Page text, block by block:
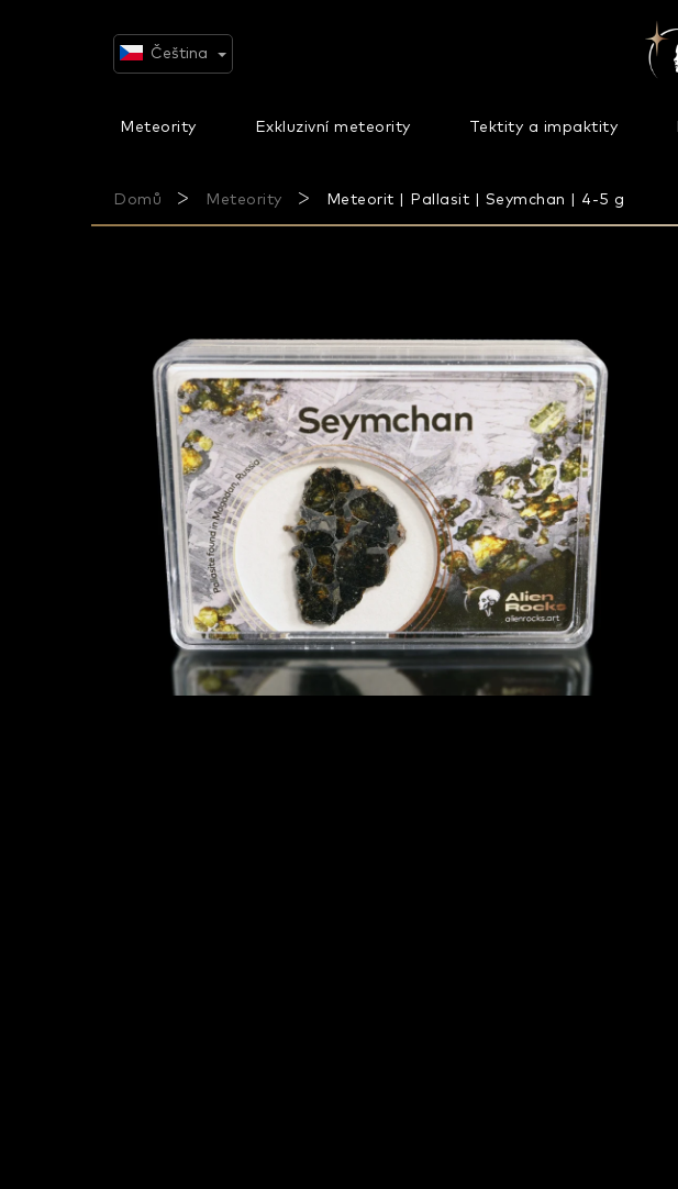
Čeština
Meteority Exkluzivní meteority Tektity a impaktity
Domů Meteority Meteorit | Pallasit | Seymchan | 4-5 g